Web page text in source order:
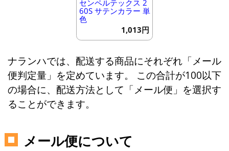
センペルテックス 2
60S サテンカラー 単
色
1,013円
ナランハでは、配送する商品にそれぞれ「メール
便判定量」を定めています。 この合計が100以下
の場合に、配送方法として「メール便」を選択す
ることができます。
メール便について